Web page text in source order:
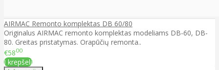
AIRMAC Remonto komplektas DB 60/80
Originalus AIRMAC remonto komplektas modeliams DB-60, DB-
80. Greitas pristatymas. Orapūčių remonta..
€5800
Į krepšelį